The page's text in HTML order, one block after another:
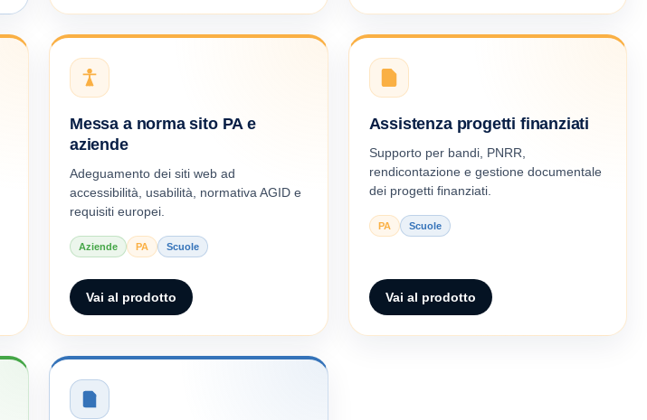
Messa a norma sito PA e
aziende
Adeguamento dei siti web ad
accessibilità, usabilità, normativa AGID e
requisiti europei.
Aziende PA Scuole
Vai al prodotto
Assistenza progetti finanziati
Supporto per bandi, PNRR,
rendicontazione e gestione documentale
dei progetti finanziati.
PA Scuole
Vai al prodotto